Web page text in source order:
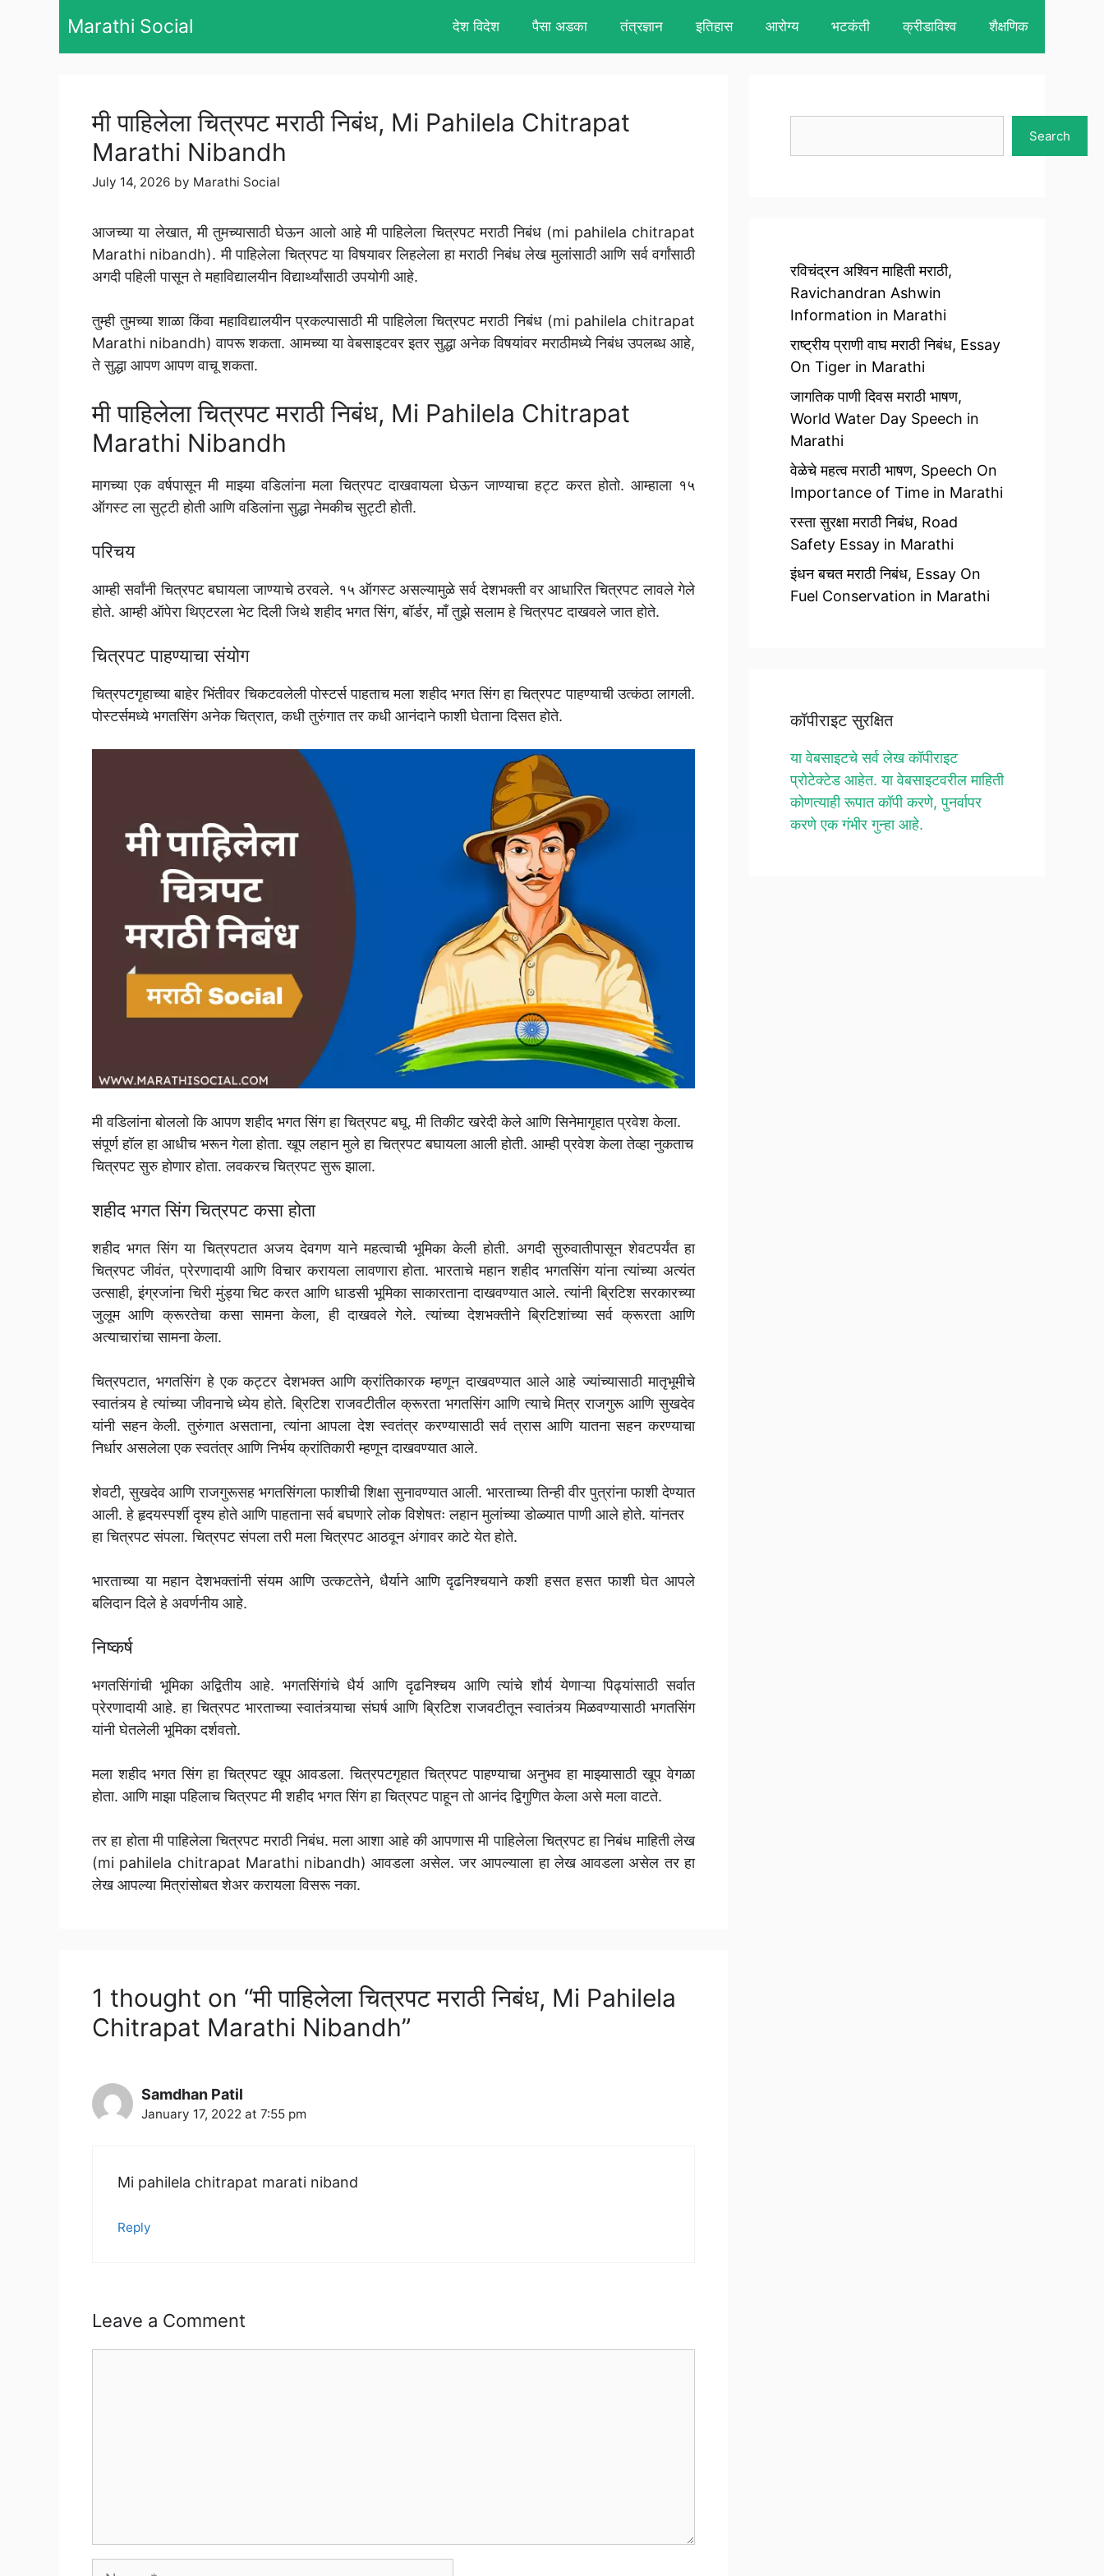
Marathi Social देश विदेश पैसा अडका तंत्रज्ञान इतिहास आरोग्य भटकंती क्रीडाविश्व शैक्षणिक
मी पाहिलेला चित्रपट मराठी निबंध, Mi Pahilela Chitrapat
Marathi Nibandh
July 14, 2026 by Marathi Social
आजच्या या लेखात, मी तुमच्यासाठी घेऊन आलो आहे मी पाहिलेला चित्रपट मराठी निबंध (mi pahilela chitrapat
Marathi nibandh). मी पाहिलेला चित्रपट या विषयावर लिहलेला हा मराठी निबंध लेख मुलांसाठी आणि सर्व वर्गांसाठी
अगदी पहिली पासून ते महाविद्यालयीन विद्यार्थ्यांसाठी उपयोगी आहे.
तुम्ही तुमच्या शाळा किंवा महाविद्यालयीन प्रकल्पासाठी मी पाहिलेला चित्रपट मराठी निबंध (mi pahilela chitrapat
Marathi nibandh) वापरू शकता. आमच्या या वेबसाइटवर इतर सुद्धा अनेक विषयांवर मराठीमध्ये निबंध उपलब्ध आहे,
ते सुद्धा आपण आपण वाचू शकता.
मी पाहिलेला चित्रपट मराठी निबंध, Mi Pahilela Chitrapat
Marathi Nibandh
मागच्या एक वर्षपासून मी माझ्या वडिलांना मला चित्रपट दाखवायला घेऊन जाण्याचा हट्ट करत होतो. आम्हाला १५
ऑगस्ट ला सुट्टी होती आणि वडिलांना सुद्धा नेमकीच सुट्टी होती.
परिचय
आम्ही सर्वांनी चित्रपट बघायला जाण्याचे ठरवले. १५ ऑगस्ट असल्यामुळे सर्व देशभक्ती वर आधारित चित्रपट लावले गेले
होते. आम्ही ऑपेरा थिएटरला भेट दिली जिथे शहीद भगत सिंग, बॉर्डर, माँ तुझे सलाम हे चित्रपट दाखवले जात होते.
चित्रपट पाहण्याचा संयोग
चित्रपटगृहाच्या बाहेर भिंतीवर चिकटवलेली पोस्टर्स पाहताच मला शहीद भगत सिंग हा चित्रपट पाहण्याची उत्कंठा लागली.
पोस्टर्समध्ये भगतसिंग अनेक चित्रात, कधी तुरुंगात तर कधी आनंदाने फाशी घेताना दिसत होते.
मी वडिलांना बोललो कि आपण शहीद भगत सिंग हा चित्रपट बघू. मी तिकीट खरेदी केले आणि सिनेमागृहात प्रवेश केला.
संपूर्ण हॉल हा आधीच भरून गेला होता. खूप लहान मुले हा चित्रपट बघायला आली होती. आम्ही प्रवेश केला तेव्हा नुकताच
चित्रपट सुरु होणार होता. लवकरच चित्रपट सुरू झाला.
शहीद भगत सिंग चित्रपट कसा होता
शहीद भगत सिंग या चित्रपटात अजय देवगण याने महत्वाची भूमिका केली होती. अगदी सुरुवातीपासून शेवटपर्यंत हा
चित्रपट जीवंत, प्रेरणादायी आणि विचार करायला लावणारा होता. भारताचे महान शहीद भगतसिंग यांना त्यांच्या अत्यंत
उत्साही, इंग्रजांना चिरी मुंड्या चिट करत आणि धाडसी भूमिका साकारताना दाखवण्यात आले. त्यांनी ब्रिटिश सरकारच्या
जुलूम आणि क्रूरतेचा कसा सामना केला, ही दाखवले गेले. त्यांच्या देशभक्तीने ब्रिटिशांच्या सर्व क्रूरता आणि
अत्याचारांचा सामना केला.
चित्रपटात, भगतसिंग हे एक कट्टर देशभक्त आणि क्रांतिकारक म्हणून दाखवण्यात आले आहे ज्यांच्यासाठी मातृभूमीचे
स्वातंत्र्य हे त्यांच्या जीवनाचे ध्येय होते. ब्रिटिश राजवटीतील क्रूरता भगतसिंग आणि त्याचे मित्र राजगुरू आणि सुखदेव
यांनी सहन केली. तुरुंगात असताना, त्यांना आपला देश स्वतंत्र करण्यासाठी सर्व त्रास आणि यातना सहन करण्याचा
निर्धार असलेला एक स्वतंत्र आणि निर्भय क्रांतिकारी म्हणून दाखवण्यात आले.
शेवटी, सुखदेव आणि राजगुरूसह भगतसिंगला फाशीची शिक्षा सुनावण्यात आली. भारताच्या तिन्ही वीर पुत्रांना फाशी देण्यात
आली. हे हृदयस्पर्शी दृश्य होते आणि पाहताना सर्व बघणारे लोक विशेषतः लहान मुलांच्या डोळ्यात पाणी आले होते. यांनतर
हा चित्रपट संपला. चित्रपट संपला तरी मला चित्रपट आठवून अंगावर काटे येत होते.
भारताच्या या महान देशभक्तांनी संयम आणि उत्कटतेने, धैर्याने आणि दृढनिश्चयाने कशी हसत हसत फाशी घेत आपले
बलिदान दिले हे अवर्णनीय आहे.
निष्कर्ष
भगतसिंगांची भूमिका अद्वितीय आहे. भगतसिंगांचे धैर्य आणि दृढनिश्चय आणि त्यांचे शौर्य येणाऱ्या पिढ्यांसाठी सर्वात
प्रेरणादायी आहे. हा चित्रपट भारताच्या स्वातंत्र्याचा संघर्ष आणि ब्रिटिश राजवटीतून स्वातंत्र्य मिळवण्यासाठी भगतसिंग
यांनी घेतलेली भूमिका दर्शवतो.
मला शहीद भगत सिंग हा चित्रपट खूप आवडला. चित्रपटगृहात चित्रपट पाहण्याचा अनुभव हा माझ्यासाठी खूप वेगळा
होता. आणि माझा पहिलाच चित्रपट मी शहीद भगत सिंग हा चित्रपट पाहून तो आनंद द्विगुणित केला असे मला वाटते.
तर हा होता मी पाहिलेला चित्रपट मराठी निबंध. मला आशा आहे की आपणास मी पाहिलेला चित्रपट हा निबंध माहिती लेख
(mi pahilela chitrapat Marathi nibandh) आवडला असेल. जर आपल्याला हा लेख आवडला असेल तर हा
लेख आपल्या मित्रांसोबत शेअर करायला विसरू नका.
1 thought on “मी पाहिलेला चित्रपट मराठी निबंध, Mi Pahilela
Chitrapat Marathi Nibandh”
Samdhan Patil
January 17, 2022 at 7:55 pm
Mi pahilela chitrapat marati niband
Reply
Leave a Comment
Search
रविचंद्रन अश्विन माहिती मराठी,
Ravichandran Ashwin
Information in Marathi
राष्ट्रीय प्राणी वाघ मराठी निबंध, Essay
On Tiger in Marathi
जागतिक पाणी दिवस मराठी भाषण,
World Water Day Speech in
Marathi
वेळेचे महत्व मराठी भाषण, Speech On
Importance of Time in Marathi
रस्ता सुरक्षा मराठी निबंध, Road
Safety Essay in Marathi
इंधन बचत मराठी निबंध, Essay On
Fuel Conservation in Marathi
कॉपीराइट सुरक्षित
या वेबसाइटचे सर्व लेख कॉपीराइट
प्रोटेक्टेड आहेत. या वेबसाइटवरील माहिती
कोणत्याही रूपात कॉपी करणे, पुनर्वापर
करणे एक गंभीर गुन्हा आहे.